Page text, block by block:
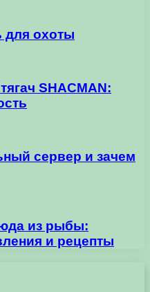
для охоты
SHACMAN:
сервер и зачем
из рыбы:
и рецепты